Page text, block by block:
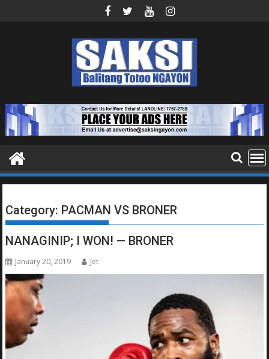
Category: PACMAN VS BRONER
NANAGINIP; I WON! — BRONER
January 20, 2019 Jet